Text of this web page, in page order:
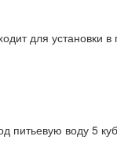
для установки
питьевую воду 5